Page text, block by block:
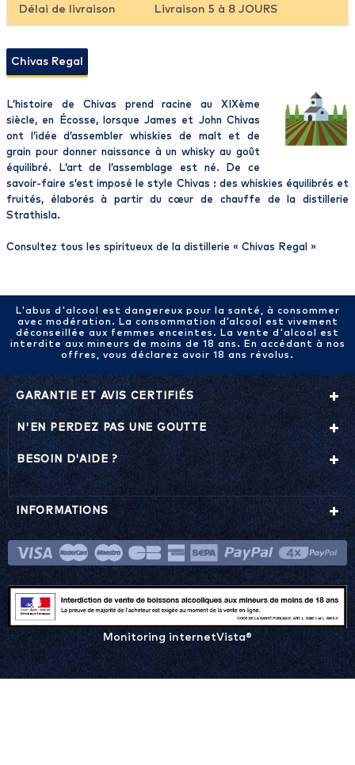
Délai de livraison Livraison 5 à 8 JOURS
Chivas Regal
L’histoire de Chivas prend racine au XIXème
siècle, en Écosse, lorsque James et John Chivas
ont l’idée d’assembler whiskies de malt et de
grain pour donner naissance à un whisky au goût
équilibré. L’art de l’assemblage est né. De ce
savoir-faire s’est imposé le style Chivas : des whiskies équilibrés et
fruités, élaborés à partir du cœur de chauffe de la distillerie
Strathisla.
Consultez tous les spiritueux de la distillerie « Chivas Regal »
L'abus d'alcool est dangereux pour la santé, à consommer
avec modération. La consommation d’alcool est vivement
déconseillée aux femmes enceintes. La vente d'alcool est
interdite aux mineurs de moins de 18 ans. En accédant à nos
offres, vous déclarez avoir 18 ans révolus.
GARANTIE ET AVIS CERTIFIÉS
N'EN PERDEZ PAS UNE GOUTTE
BESOIN D'AIDE ?
INFORMATIONS
Monitoring internetVista®